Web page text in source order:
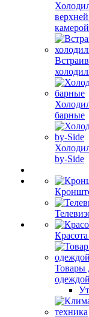
камерой
барные
by-Side
Товары
одеждой